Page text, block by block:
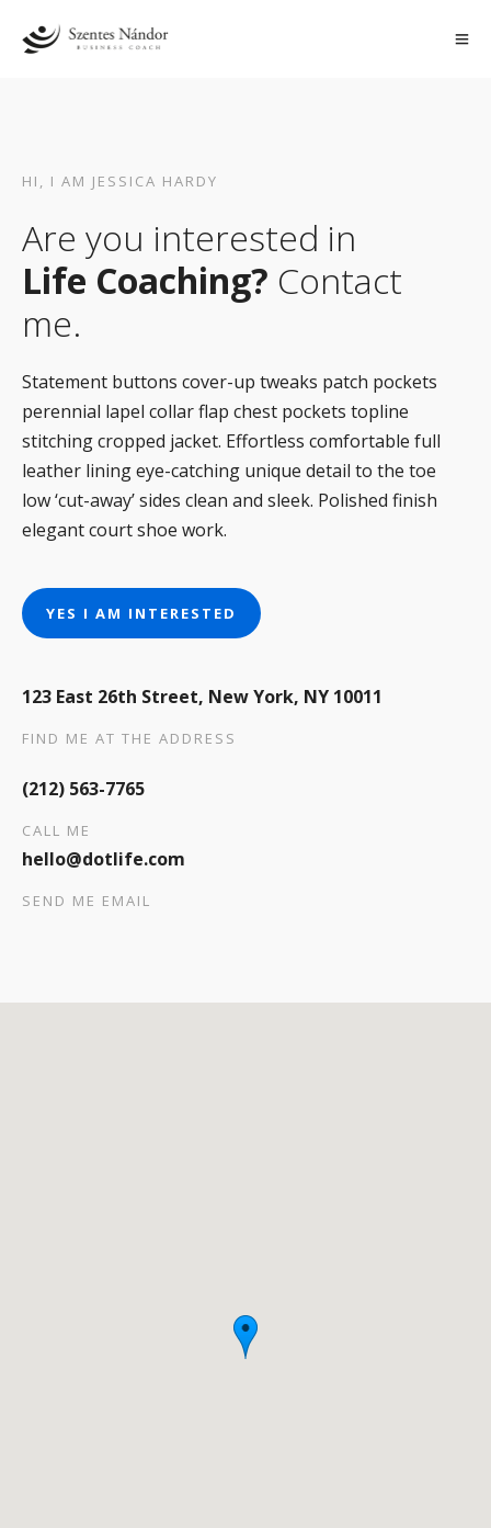
HI, I AM JESSICA HARDY
Are you interested in
Life Coaching? Contact
me.
Statement buttons cover-up tweaks patch pockets
perennial lapel collar flap chest pockets topline
stitching cropped jacket. Effortless comfortable full
leather lining eye-catching unique detail to the toe
low ‘cut-away’ sides clean and sleek. Polished finish
elegant court shoe work.
YES I AM INTERESTED
123 East 26th Street, New York, NY 10011
FIND ME AT THE ADDRESS
(212) 563-7765
CALL ME
hello@dotlife.com
SEND ME EMAIL